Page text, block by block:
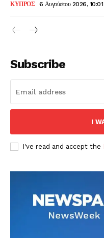
ΚΥΠΡΟΣ 6 Αυγούστου 2026, 10:01
Subscribe
I
I've read and accept the